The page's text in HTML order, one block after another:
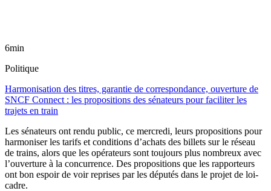
6min
Politique
Harmonisation des titres, garantie de correspondance, ouverture de
SNCF Connect : les propositions des sénateurs pour faciliter les
trajets en train
Les sénateurs ont rendu public, ce mercredi, leurs propositions pour
harmoniser les tarifs et conditions d’achats des billets sur le réseau
de trains, alors que les opérateurs sont toujours plus nombreux avec
l’ouverture à la concurrence. Des propositions que les rapporteurs
ont bon espoir de voir reprises par les députés dans le projet de loi-
cadre.